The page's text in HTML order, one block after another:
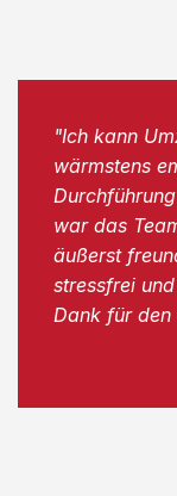
"Ich kann
wärmstens
war das
äußerst
stressfrei
Dank für